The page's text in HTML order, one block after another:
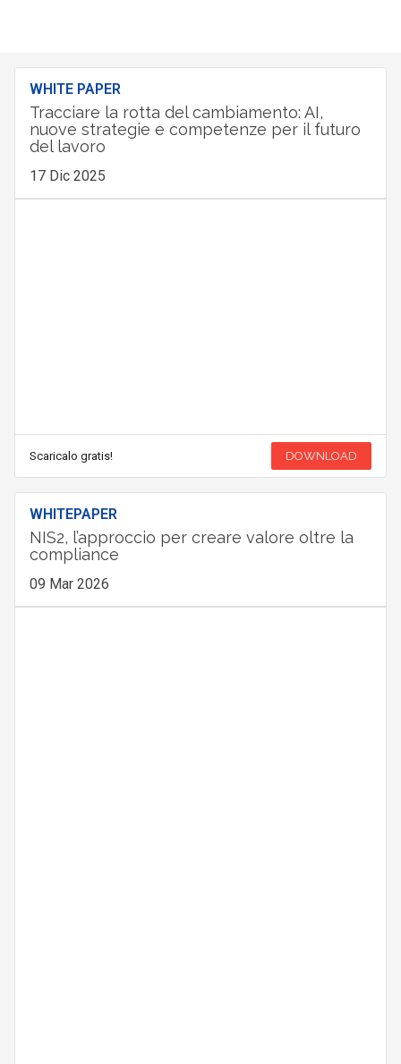
WHITE PAPER
Tracciare la rotta del cambiamento: AI,
nuove strategie e competenze per il futuro
del lavoro
17 Dic 2025
Scaricalo gratis! DOWNLOAD
WHITEPAPER
NIS2, l’approccio per creare valore oltre la
compliance
09 Mar 2026